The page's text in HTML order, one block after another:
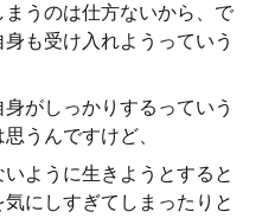
うのは仕方ないから、で
も受け入れようっていう
がしっかりするっていう
うんですけど、
ように生きようとすると
にしすぎてしまったりと